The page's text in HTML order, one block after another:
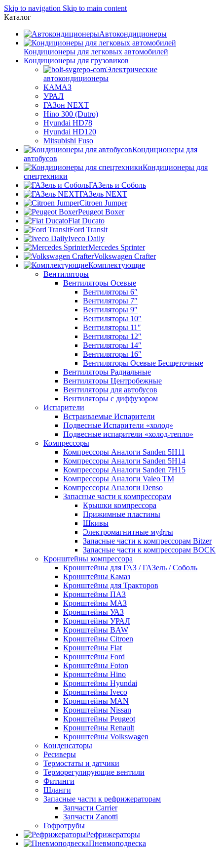
Skip to navigation Skip to main content
Каталог
Автокондиционеры
Кондиционеры для легковых автомобилей
Кондиционеры для грузовиков
Электрические
автокондиционеры
КАМАЗ
УРАЛ
ГАЗон NEXT
Hino 300 (Dutro)
Hyundai HD78
Hyundai HD120
Mitsubishi Fuso
Кондиционеры для
автобусов
Кондиционеры для
спецтехники
ГАЗель и Соболь
ГАЗель NEXT
Citroen Jumper
Peugeot Boxer
Fiat Ducato
Ford Transit
Iveco Daily
Mercedes Sprinter
Volkswagen Crafter
Комплектующие
Вентиляторы
Вентиляторы Осевые
Вентиляторы 6″
Вентиляторы 7″
Вентиляторы 9″
Вентиляторы 10″
Вентиляторы 11″
Вентиляторы 12″
Вентиляторы 14″
Вентиляторы 16″
Вентиляторы Осевые Бесщеточные
Вентиляторы Радиальные
Вентиляторы Центробежные
Вентиляторы для автобусов
Вентиляторы с диффузором
Испарители
Встраиваемые Испарители
Подвесные Испарители «холод»
Подвесные испарители «холод-тепло»
Компрессоры
Компрессоры Аналоги Sanden 5H11
Компрессоры Аналоги Sanden 5H14
Компрессоры Аналоги Sanden 7H15
Компрессоры Аналоги Valeo ТМ
Компрессоры Аналоги Denso
Запасные части к компрессорам
Крышки компрессора
Прижимные пластины
Шкивы
Электромагнитные муфты
Запасные части к компрессорам Bitzer
Запасные части к компрессорам BOCK
Кронштейны компрессора
Кронштейны для ГАЗ / ГАЗель / Соболь
Кронштейны Камаз
Кронштейны для Тракторов
Кронштейны ПАЗ
Кронштейны МАЗ
Кронштейны УАЗ
Кронштейны УРАЛ
Кронштейны BAW
Кронштейны Citroen
Кронштейны Fiat
Кронштейны Ford
Кронштейны Foton
Кронштейны Hino
Кронштейны Hyundai
Кронштейны Iveco
Кронштейны MAN
Кронштейны Nissan
Кронштейны Peugeot
Кронштейны Renault
Кронштейны Volkswagen
Конденсаторы
Ресиверы
Термостаты и датчики
Терморегулирующие вентили
Фитинги
Шланги
Запасные части к рефрижераторам
Запчасти Carrier
Запчасти Zanotti
Гофротрубы
Рефрижераторы
Пневмоподвеска